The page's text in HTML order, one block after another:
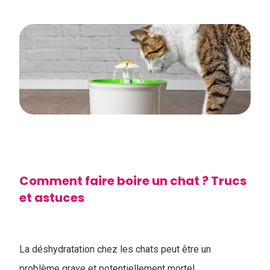
Comment faire boire un chat ? Trucs
et astuces
La déshydratation chez les chats peut être un